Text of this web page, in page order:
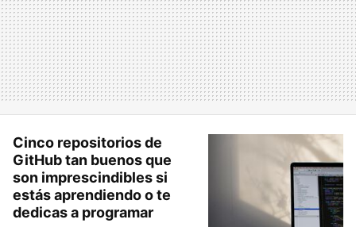
Cinco repositorios de
GitHub tan buenos que
son imprescindibles si
estás aprendiendo o te
dedicas a programar